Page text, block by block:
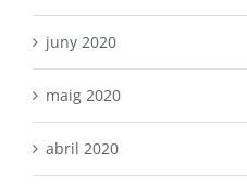
juny 2020
maig 2020
abril 2020